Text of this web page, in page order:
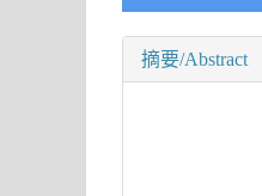
摘要/Abstract